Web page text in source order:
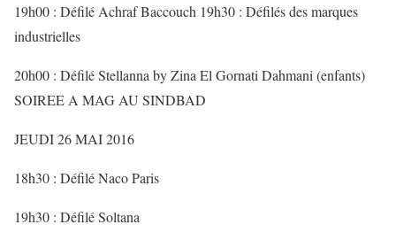
19h00 : Défilé Achraf Baccouch 19h30 : Défilés des marques
industrielles
20h00 : Défilé Stellanna by Zina El Gornati Dahmani (enfants)
SOIREE A MAG AU SINDBAD
JEUDI 26 MAI 2016
18h30 : Défilé Naco Paris
19h30 : Défilé Soltana